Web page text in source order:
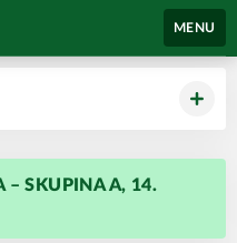
MENU
– SKUPINA A, 14.